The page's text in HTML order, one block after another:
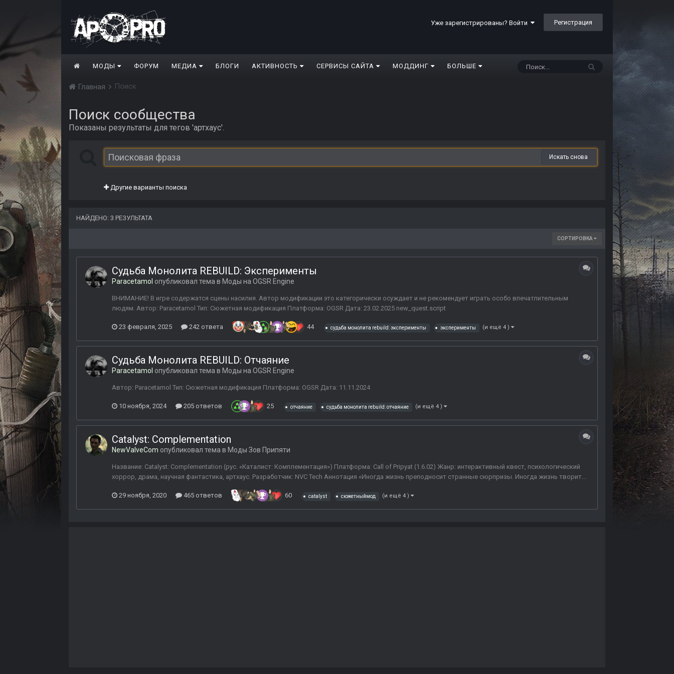
Уже зарегистрированы? Войти Регистрация
МОДЫ ФОРУМ МЕДИА БЛОГИ АКТИВНОСТЬ СЕРВИСЫ САЙТА МОДДИНГ БОЛЬШЕ
Главная Поиск
Поиск сообщества
Показаны результаты для тегов 'артхаус'.
Искать снова
Другие варианты поиска
НАЙДЕНО: 3 РЕЗУЛЬТАТА
СОРТИРОВКА
Судьба Монолита REBUILD: Эксперименты
Paracetamol опубликовал тема в Моды на OGSR Engine
ВНИМАНИЕ! В игре содержатся сцены насилия. Автор модификации это категорически осуждает и не рекомендует играть особо впечатлительным
людям. Автор: Paracetamol Тип: Сюжетная модификация Платформа: OGSR Дата: 23.02.2025 new_quest.script
23 февраля, 2025 242 ответа 44 судьба монолита rebuild: эксперименты эксперименты (и ещё 4 )
Судьба Монолита REBUILD: Отчаяние
Paracetamol опубликовал тема в Моды на OGSR Engine
Автор: Paracetamol Тип: Сюжетная модификация Платформа: OGSR Дата: 11.11.2024
10 ноября, 2024 205 ответов 25 отчаяние судьба монолита rebuild: отчаяние (и ещё 4 )
Catalyst: Complementation
NewValveCom опубликовал тема в Моды Зов Припяти
Название: Catalyst: Complementation (рус. «Каталист: Комплементация») Платформа: Call of Pripyat (1.6.02) Жанр: интерактивный квест, психологический
хоррор, драма, научная фантастика, артхаус. Разработчик: NVC Tech Аннотация «Иногда жизнь преподносит странные сюрпризы. Иногда жизнь творит...
29 ноября, 2020 465 ответов 60 catalyst сюжетныймод (и ещё 4 )